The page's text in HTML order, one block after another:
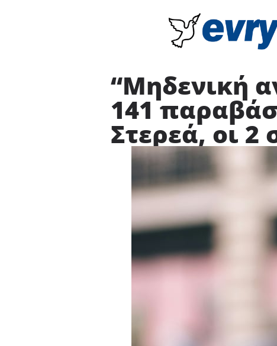
“Μηδενική
141
Στερεά, οι 2